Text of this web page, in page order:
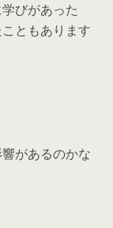
びがあった
ともあります
があるのかな